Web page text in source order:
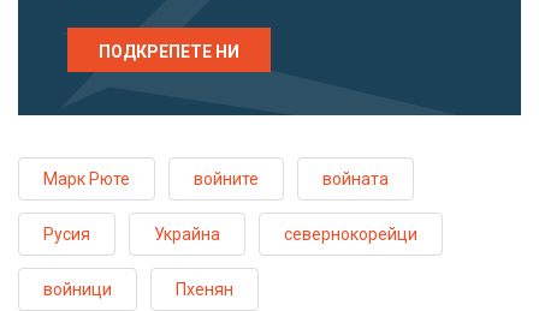
ПОДКРЕПЕТЕ НИ
Марк Рюте войните войната
Русия Украйна севернокорейци
войници Пхенян